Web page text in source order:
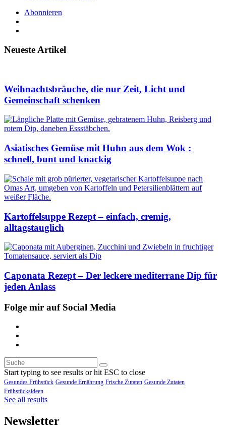
Abonnieren
Neueste Artikel
Weihnachtsbräuche, die nur Zeit, Licht und
Gemeinschaft schenken
Asiatisches Gemüse mit Huhn aus dem Wok :
schnell, bunt und knackig
Kartoffelsuppe Rezept – einfach, cremig,
alltagstauglich
Caponata Rezept – Der leckere mediterrane Dip für
jeden Anlass
Folge mir auf Social Media
Start typing to see results or hit ESC to close
Gesundes Frühstück Gesunde Ernährung Frische Zutaten Gesunde Zutaten
Frühstücksideen
See all results
Newsletter